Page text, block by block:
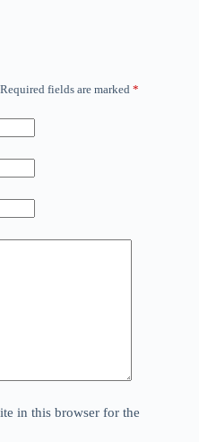
Required fields are marked *
in this browser for the